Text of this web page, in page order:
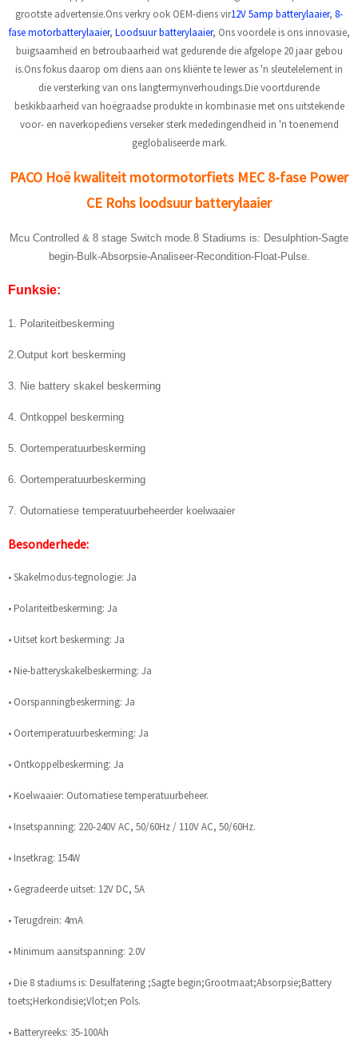
grootste advertensie.Ons verkry ook OEM-diens vir12V 5amp batterylaaier, 8-
fase motorbatterylaaier, Loodsuur batterylaaier, Ons voordele is ons innovasie,
buigsaamheid en betroubaarheid wat gedurende die afgelope 20 jaar gebou
is.Ons fokus daarop om diens aan ons kliënte te lewer as 'n sleutelelement in
die versterking van ons langtermynverhoudings.Die voortdurende
beskikbaarheid van hoëgraadse produkte in kombinasie met ons uitstekende
voor- en naverkopediens verseker sterk mededingendheid in 'n toenemend
geglobaliseerde mark.
PACO Hoë kwaliteit motormotorfiets MEC 8-fase Power
CE Rohs loodsuur batterylaaier
Mcu Controlled & 8 stage Switch mode.8 Stadiums is: Desulphtion-Sagte
begin-Bulk-Absorpsie-Analiseer-Recondition-Float-Pulse.
Funksie:
1. Polariteitbeskerming
2.Output kort beskerming
3. Nie battery skakel beskerming
4. Ontkoppel beskerming
5. Oortemperatuurbeskerming
6. Oortemperatuurbeskerming
7. Outomatiese temperatuurbeheerder koelwaaier
Besonderhede:
• Skakelmodus-tegnologie: Ja
• Polariteitbeskerming: Ja
• Uitset kort beskerming: Ja
• Nie-batteryskakelbeskerming: Ja
• Oorspanningbeskerming: Ja
• Oortemperatuurbeskerming: Ja
• Ontkoppelbeskerming: Ja
• Koelwaaier: Outomatiese temperatuurbeheer.
• Insetspanning: 220-240V AC, 50/60Hz / 110V AC, 50/60Hz.
• Insetkrag: 154W
• Gegradeerde uitset: 12V DC, 5A
• Terugdrein: 4mA
• Minimum aansitspanning: 2.0V
• Die 8 stadiums is: Desulfatering ;Sagte begin;Grootmaat;Absorpsie;Battery
toets;Herkondisie;Vlot;en Pols.
• Batteryreeks: 35-100Ah